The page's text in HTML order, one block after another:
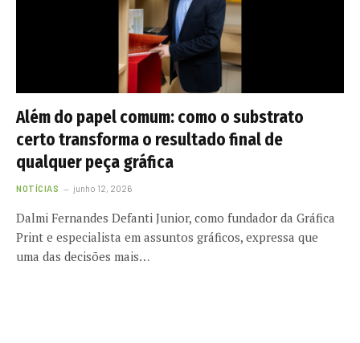
Além do papel comum: como o substrato
certo transforma o resultado final de
qualquer peça gráfica
NOTÍCIAS junho 12, 2026
Dalmi Fernandes Defanti Junior, como fundador da Gráfica
Print e especialista em assuntos gráficos, expressa que
uma das decisões mais…